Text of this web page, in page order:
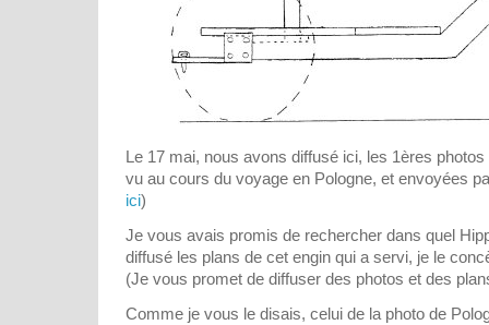
Le 17 mai, nous avons diffusé ici, les 1ères
vu au cours du voyage en Pologne, et envoyées
ici)
Je vous avais promis de rechercher dans quel
diffusé les plans de cet engin qui a servi, je le
(Je vous promet de diffuser des photos et des
Comme je vous le disais, celui de la photo de